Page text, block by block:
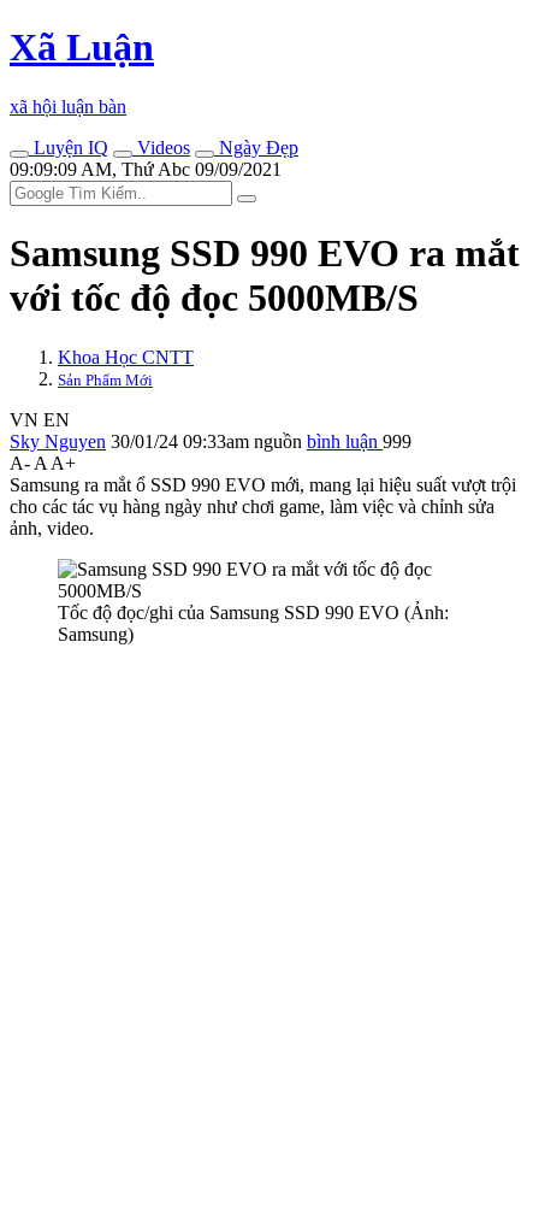
Xã Luận
xã hội luận bàn
Luyện IQ
Videos
Ngày Đẹp
09:09:09 AM, Thứ Abc 09/09/2021
Samsung SSD 990 EVO ra mắt
với tốc độ đọc 5000MB/S
Khoa Học CNTT
Sản Phẩm Mới
VN EN
Sky Nguyen 30/01/24 09:33am nguồn bình luận 999
A- A A+
Samsung ra mắt ổ SSD 990 EVO mới, mang lại hiệu suất vượt trội
cho các tác vụ hàng ngày như chơi game, làm việc và chỉnh sửa
ảnh, video.
Tốc độ đọc/ghi của Samsung SSD 990 EVO (Ảnh:
Samsung)